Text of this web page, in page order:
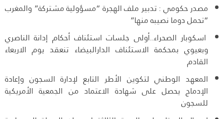
مصدر حكومي : تدبير ملف الهجرة “مسؤولية مشتركة” والمغرب
“تحمل دوما نصيبه منها”
اسكوبار الصحراء..أولى جلسات استئناف أحكام إدانة الناصري
وبعيوي بمحكمة الاستئناف الدارالبيضاء تنعقد يوم الاربعاء
القادم
المعهد الوطني لتكوين الأطر التابع لإدارة السجون وإعادة
الإدماج يحصل على شهادة الاعتماد من الجمعية الأمريكية
للسجون